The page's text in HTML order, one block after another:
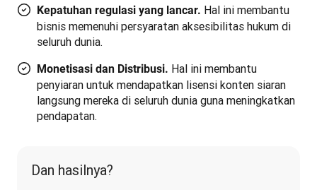
Kepatuhan regulasi yang lancar. Hal ini membantu
bisnis memenuhi persyaratan aksesibilitas hukum di
seluruh dunia.
Monetisasi dan Distribusi. Hal ini membantu
penyiaran untuk mendapatkan lisensi konten siaran
langsung mereka di seluruh dunia guna meningkatkan
pendapatan.
Dan hasilnya?